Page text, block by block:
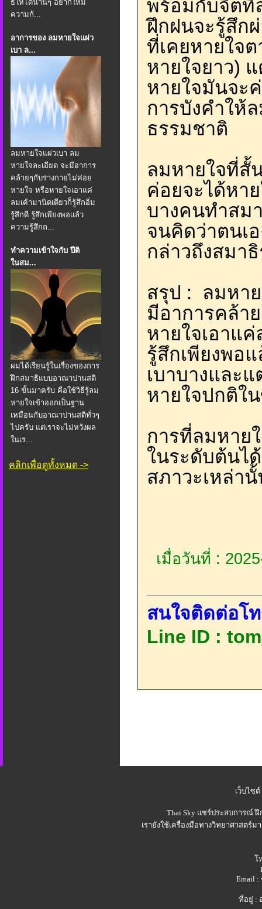
ธิให้ได้นานๆ อยากให้มี
ความก้...
อาการของ ลมหายใจแผ่ว
เบา ล...
ลมหายใจแผ่วเบา ลม
หายใจละเอียด จะมีอาการ
คล้ายๆกับร่างกายไม่ค่อย
หายใจ หรือหายใจเอาแค่
ลมเค้ามานิดเดียวก็รู้สึกอิ่ม
รู้สึกดี รู้สึกเพียงพอแล้ว
ความรู้สึกถ...
ทำความเข้าใจกับ ปีติ
ในสม...
ผมได้เรียนรู้ในเรื่องของการ
ฝึกสมาธิแบบอาณาปานสติ
16 ขั้นมาครับ คือใช้วิธีรู้ลม
หายใจเข้าออกเป็นฐาน
เหมือนกับอาณาปานสติทั่วๆ
ไปครับ แต่เราจะไม่หวังผล
ในเร...
คลิกเพื่อดูทั้งหมด ->
พร้อมกับจิตที่
ฝึกฝนจะรู้สึก
ที่เคยหายใจ
หายใจยาว)
หายใจมันจะ
การบังคำให้
ธรรมชาติ
ลมหายใจที่สั้
ค่อยจะได้หา
บางคนทำสม
จนคิดว่าตนเ
กล่าวถึงสมา
สรุป : ลมหาย
มีอาการคล้า
หายใจเอาแ
รู้สึกเพียงพอ
เบาบางและ
หายใจปกติใ
การที่ลมหาย
ในระดับต้นไ
สภาวะเหล่า
เมื่อวันที่ :
สนใจติดต่อโ
Line ID :
เว็บไซ
Thai Sky แชร์ประสบการณ์
เรายังใช้เครื่องมือทางวิทยาศาสต
โ
Email :
ที่อยู่ :